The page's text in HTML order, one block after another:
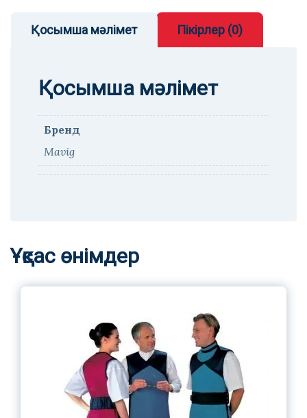
Қосымша мәлімет Пікірлер (0)
Қосымша мәлімет
Бренд
Mavig
Ұқсас өнімдер